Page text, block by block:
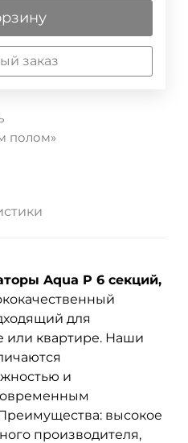
заказ
полом»
Aqua P 6 секций,
для
или квартире. Наши
и
высокое
производителя,